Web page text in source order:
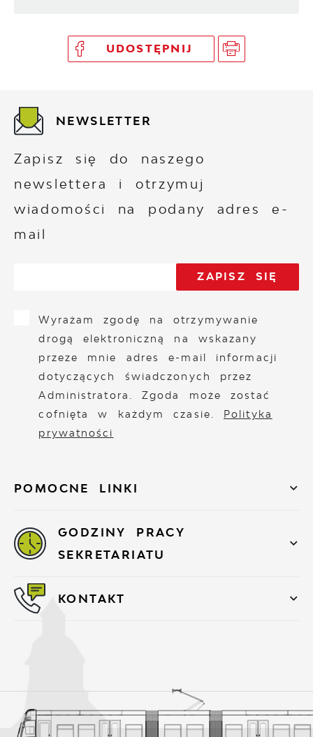
UDOSTĘPNIJ
POMOCNE LINKI
NEWSLETTER
Zapisz się do naszego
newslettera i otrzymuj
wiadomości na podany adres e-
mail
Wyrażam zgodę na otrzymywanie
drogą elektroniczną na wskazany
przeze mnie adres e-mail informacji
dotyczących świadczonych przez
Administratora. Zgoda może zostać
cofnięta w każdym czasie. Polityka
prywatności
GODZINY PRACY
SEKRETARIATU
KONTAKT